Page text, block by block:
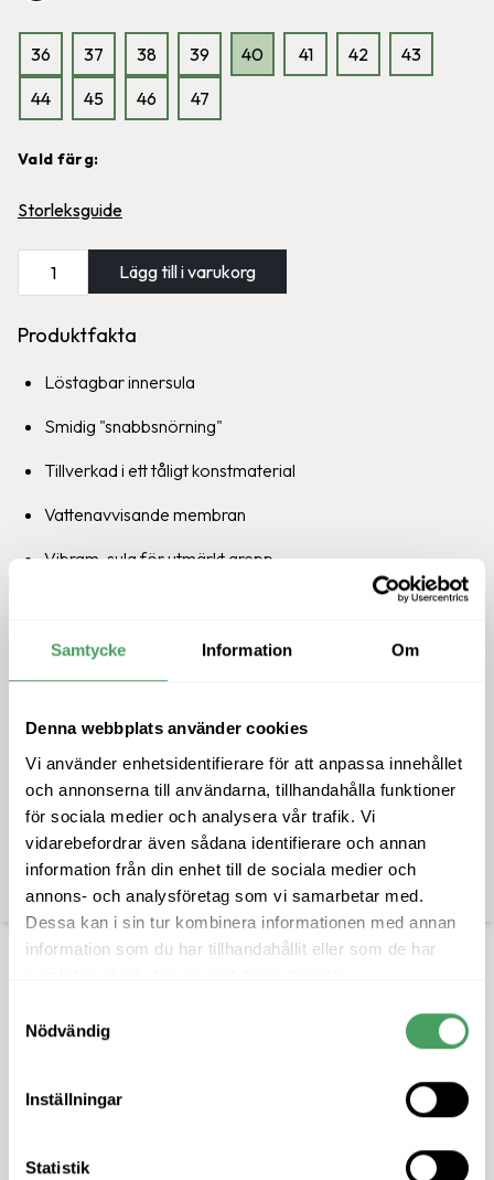
Samtycke Information Om
Denna webbplats använder cookies
Vi använder enhetsidentifierare för att anpassa innehållet
och annonserna till användarna, tillhandahålla funktioner
för sociala medier och analysera vår trafik. Vi
vidarebefordrar även sådana identifierare och annan
information från din enhet till de sociala medier och
annons- och analysföretag som vi samarbetar med.
Dessa kan i sin tur kombinera informationen med annan
information som du har tillhandahållit eller som de har
Nödvändig
Inställningar
Statistik
Offerdal
förstärkt hälparti
Graninge Bred Fodrad
Graninge-klassiker, ullfodrad och
kraftigt vattenavvisande
1,999kr
kraftigt vattenavvisande
Beskrivning
Produktegenskaper
Sikeå är en bekväm vandringssko som känns lika självklar
tillverkad i ett tåligt konstmaterial och har en smidig
”snabbsnörning” som gör det extra lätt att få den att sitta
riktigt skönt på foten. Den har uttagbar innersula och är
utrustad med
GRANTEX®
, Graninges eget
vattenavvisande membran som är resistent mot regn och
snö och står emot kyla. Yttersulan från Vibram® är
stötdämpande och ger ett bra och stabilt grepp på
underlaget.
Visamer
Produktfakta
Löstagbar innersula
Smidig "snabbsnörning"
Tillverkad i ett tåligt konstmaterial
Vattenavvisande membran
Vibram-sula för utmärkt grepp
36 37 38 39 40 41 42
43
44
45 46 47
Vald färg:
Storleksguide
Lägg till i varukorg
30 dagars öppet köp
Alltid fri retur
Trygga betalningar med Klarna